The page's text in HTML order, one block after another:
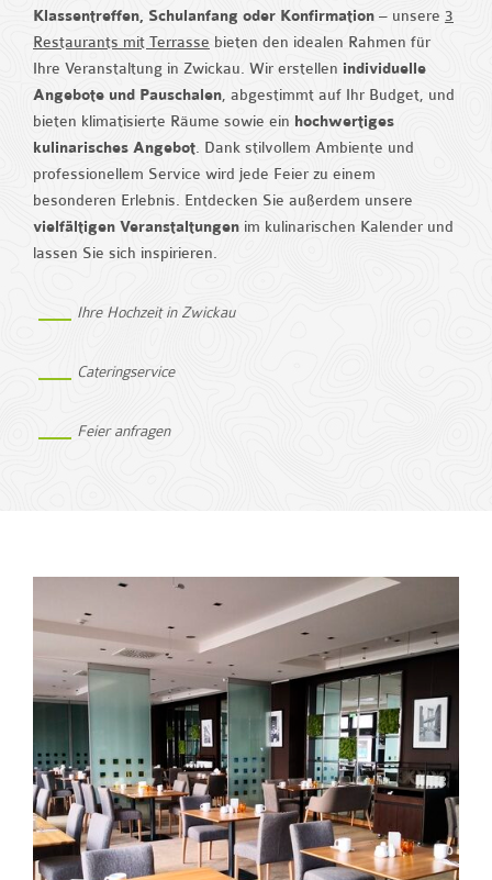
Klassentreffen, Schulanfang oder Konfirmation – unsere 3
Restaurants mit Terrasse bieten den idealen Rahmen für
Ihre Veranstaltung in Zwickau. Wir erstellen individuelle
Angebote und Pauschalen, abgestimmt auf Ihr Budget, und
bieten klimatisierte Räume sowie ein hochwertiges
kulinarisches Angebot. Dank stilvollem Ambiente und
professionellem Service wird jede Feier zu einem
besonderen Erlebnis. Entdecken Sie außerdem unsere
vielfältigen Veranstaltungen im kulinarischen Kalender und
lassen Sie sich inspirieren.
Ihre Hochzeit in Zwickau
Cateringservice
Feier anfragen